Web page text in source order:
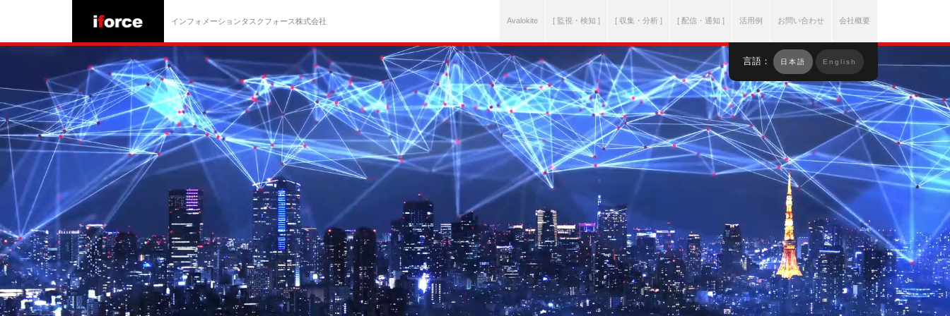
インフォメーションタスクフォース株式会社 Avalokite [ 監視・検知 ] [ 収集・分析 ] [ 配信・通知 ] 活用例 お問い合わせ 会社概要
言語： 日本語 English